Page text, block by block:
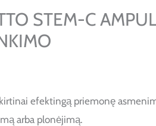
STEM-C
efektingą priemonę
arba plonėjimą.